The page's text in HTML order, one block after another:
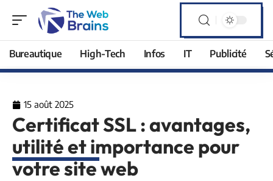
Bureautique High-Tech Infos IT Publicité
15 août 2025
Certificat SSL : avantages,
utilité et importance pour
votre site web